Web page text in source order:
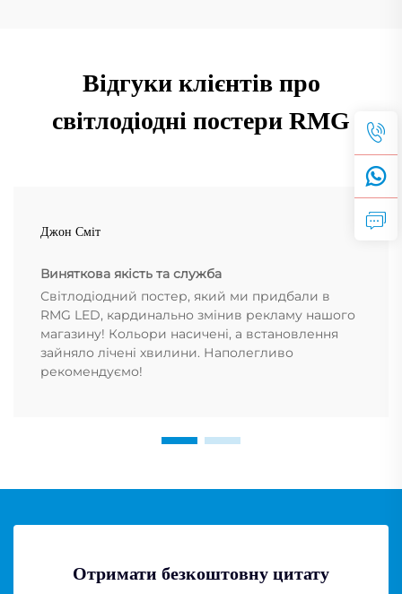
Відгуки клієнтів про
світлодіодні постери RMG
Джон Сміт
Виняткова якість та служба
Світлодіодний постер, який ми придбали в
RMG LED, кардинально змінив рекламу нашого
магазину! Кольори насичені, а встановлення
зайняло лічені хвилини. Наполегливо
рекомендуємо!
Отримати безкоштовну цитату